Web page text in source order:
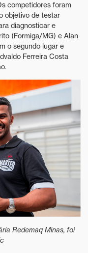
competidores foram
objetivo de testar
diagnosticar e
(Formiga/MG) e Alan
o segundo lugar e
Ferreira Costa
Redemaq Minas, foi